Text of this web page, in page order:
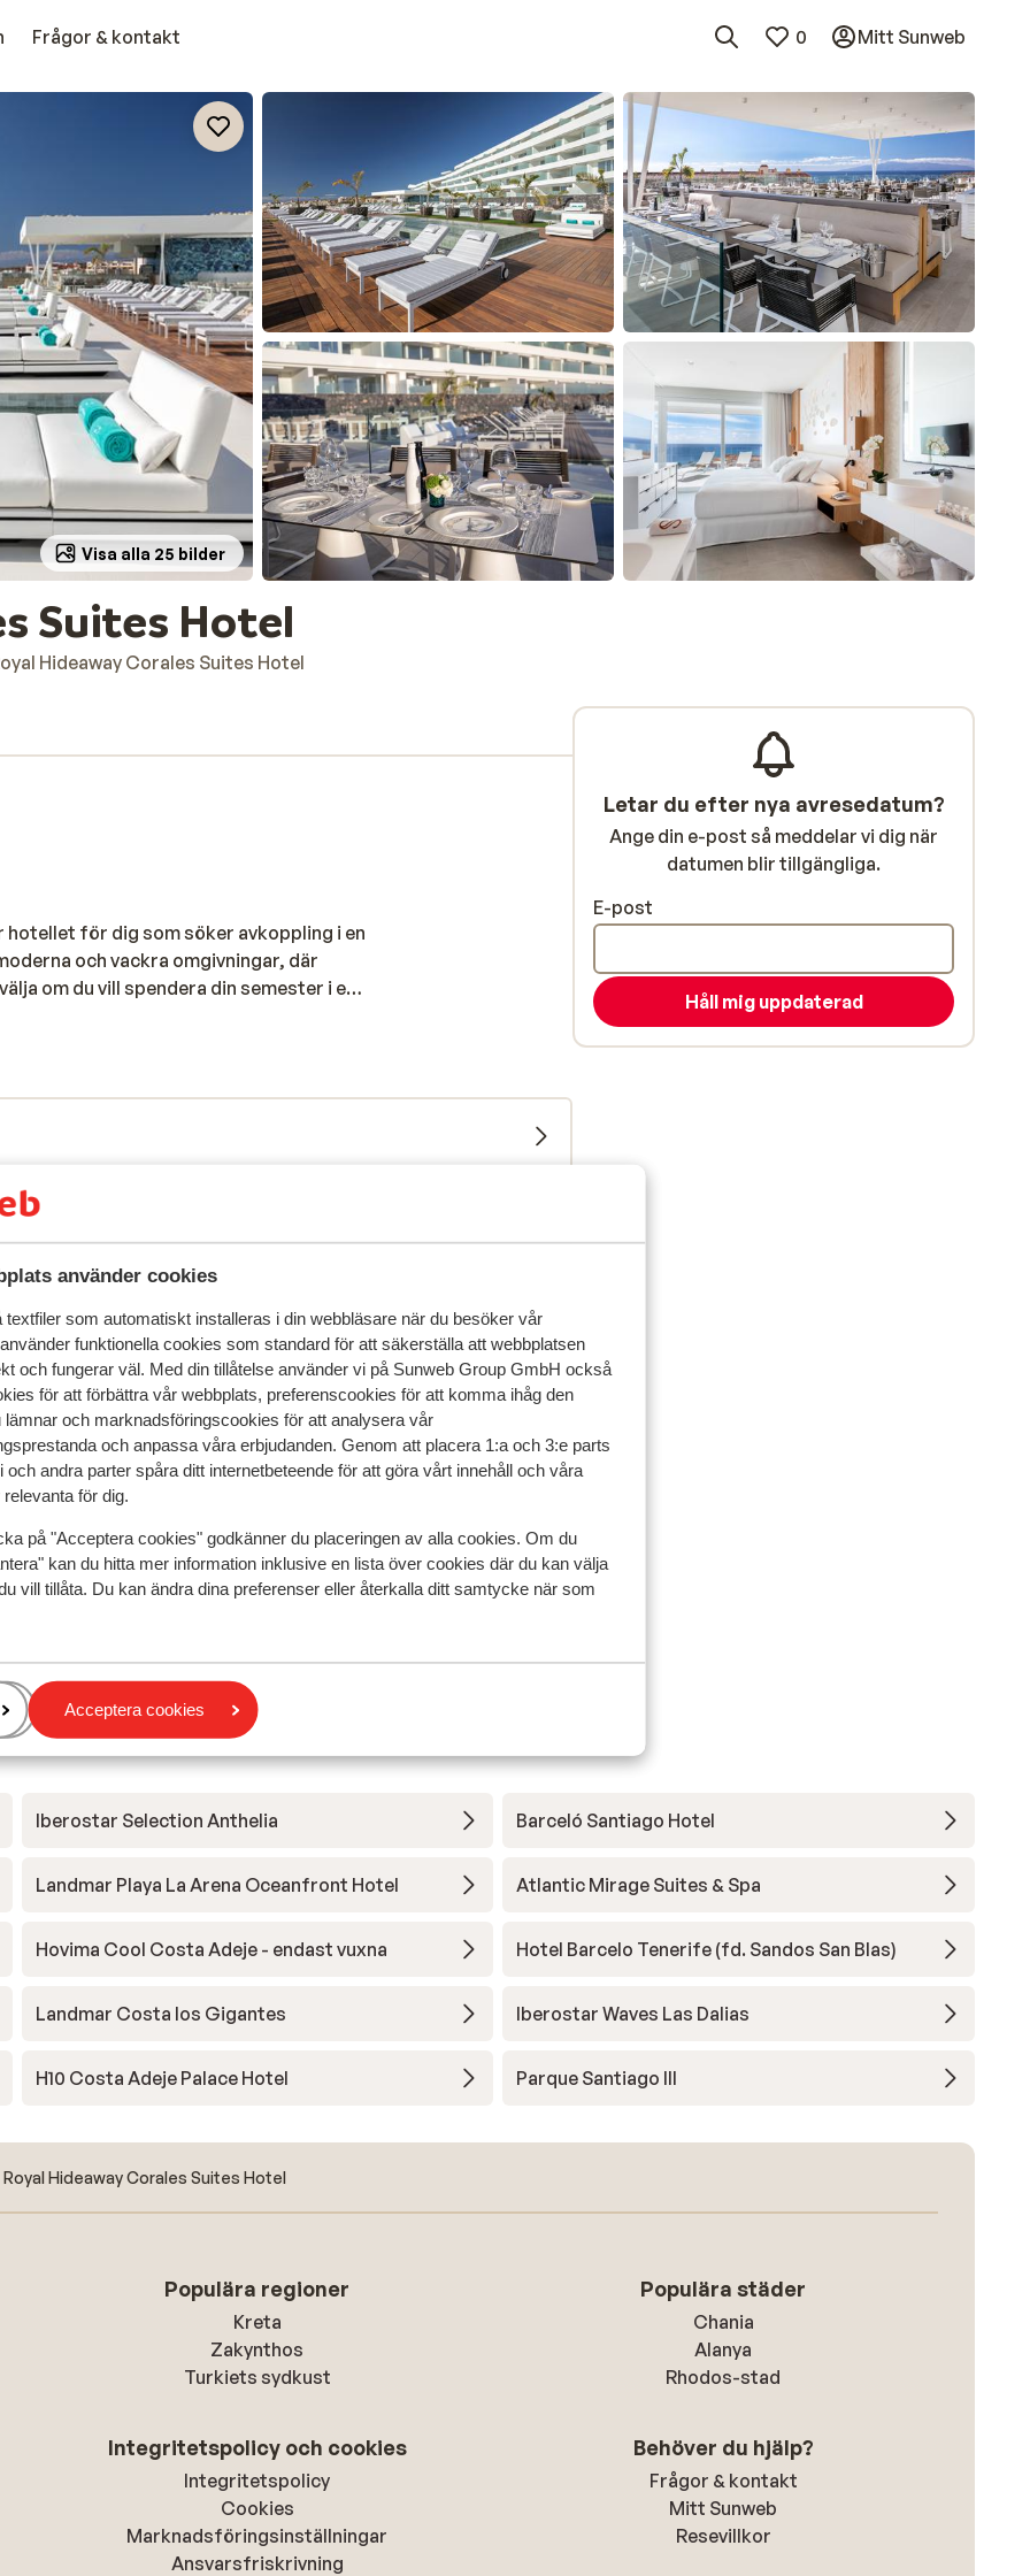
använder cookies
textfiler som automatiskt installeras i din webbläsare när du besöker vår
funktionella cookies som standard för att säkerställa att webbplatsen
och fungerar väl. Med din tillåtelse använder vi på Sunweb Group GmbH också
för att förbättra vår webbplats, preferenscookies för att komma ihåg den
lämnar och marknadsföringscookies för att analysera vår
och anpassa våra erbjudanden. Genom att placera 1:a och 3:e parts
andra parter spåra ditt internetbeteende för att göra vårt innehåll och våra
för dig.
på "Acceptera cookies" godkänner du placeringen av alla cookies. Om du
kan du hitta mer information inklusive en lista över cookies där du kan välja
vill tillåta. Du kan ändra dina preferenser eller återkalla ditt samtycke när som
Acceptera cookies
Frågor & kontakt 0 Mitt Sunweb
Visa alla 25 bilder
Suites Hotel
Hideaway Corales Suites Hotel
hotellet för dig som söker avkoppling i en
och vackra omgivningar, där
om du vill spendera din semester i ett
vad du väljer kan du bo upp till fem
Koppla av vid hotellets fina poolområde,
underhållning för både barn och vuxna.
Här erbjuds både spa-
För de yngre finns en barnklubb (här
havsbad kan man lätt ta en kort
restauranger, pool/snackbar
att tillgå under din vistelse. Hotellet
gamla stadskärnan. Vill man utforska
ifrån ditt boende.
deras upplevelser av vår produkt. Mer om recensioner
8.8 Fantastisk
16 mars 2024
Goed
Goed
Översätt till svenska
Letar du efter nya avresedatum?
Ange din e-post så meddelar vi dig när
datumen blir tillgängliga.
E-post
Håll mig uppdaterad
Iberostar Selection Anthelia Barceló Santiago Hotel
Landmar Playa La Arena Oceanfront Hotel Atlantic Mirage Suites & Spa
Hovima Cool Costa Adeje - endast vuxna Hotel Barcelo Tenerife (fd. Sandos San Blas)
Landmar Costa los Gigantes Iberostar Waves Las Dalias
H10 Costa Adeje Palace Hotel Parque Santiago III
Royal Hideaway Corales Suites Hotel
Populära regioner
Kreta
Zakynthos
Turkiets sydkust
Populära städer
Chania
Alanya
Rhodos-stad
Integritetspolicy och cookies
Integritetspolicy
Cookies
Marknadsföringsinställningar
Ansvarsfriskrivning
Behöver du hjälp?
Frågor & kontakt
Mitt Sunweb
Resevillkor